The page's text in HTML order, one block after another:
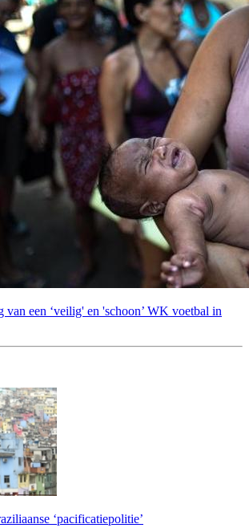
van een ‘veilig' en 'schoon’ WK voetbal in
‘pacificatiepolitie’